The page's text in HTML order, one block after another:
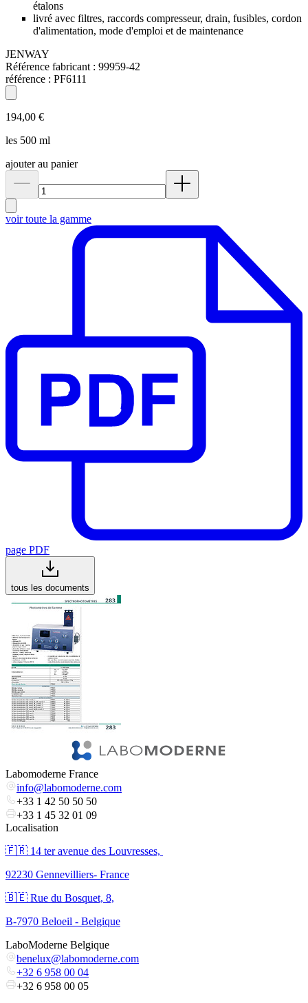
étalons
livré avec filtres, raccords compresseur, drain, fusibles, cordon
d'alimentation, mode d'emploi et de maintenance
JENWAY
Référence fabricant : 99959-42
référence : PF6111
194,00 €
les 500 ml
ajouter au panier
voir toute la gamme
page PDF
tous les documents
Labomoderne France
info@labomoderne.com
+33 1 42 50 50 50
+33 1 45 32 01 09
Localisation
🇫🇷 ​14 ter avenue des Louvresses,
92230 Gennevilliers- France
🇧🇪 Rue du Bosquet, 8,
B-7970 Beloeil - Belgique
LaboModerne Belgique
benelux@labomoderne.com
+32 6 958 00 04
+32 6 958 00 05